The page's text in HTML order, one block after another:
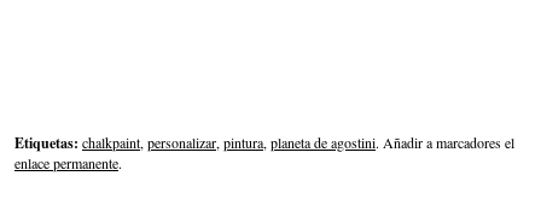
Etiquetas: chalkpaint, personalizar, pintura, planeta de agostini. Añadir a marcadores el
enlace permanente.